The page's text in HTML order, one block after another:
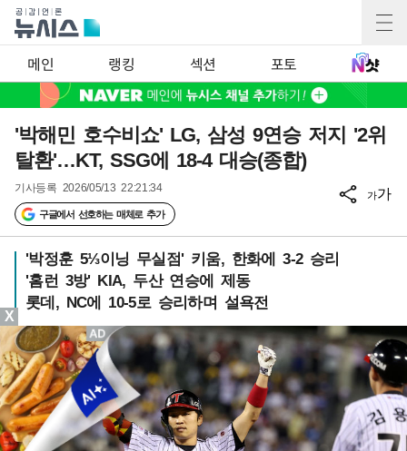
메인 랭킹 섹션 포토
'박해민 호수비쇼' LG, 삼성 9연승 저지 '2위
탈환'…KT, SSG에 18-4 대승(종합)
기사등록 2026/05/13 22:21:34
구글에서 선호하는 매체로 추가
가가
'박정훈 5⅓이닝 무실점' 키움, 한화에 3-2 승리
'홈런 3방' KIA, 두산 연승에 제동
롯데, NC에 10-5로 승리하며 설욕전
X